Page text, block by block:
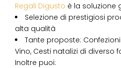
Regali Digusto è la soluzione
Selezione di prestigiosi
alta qualità
Tante proposte:
Vino, Cesti natalizi di diverso
Inoltre puoi: